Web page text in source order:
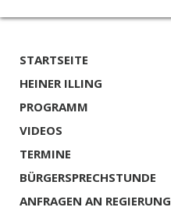
STARTSEITE
HEINER ILLING
PROGRAMM
VIDEOS
TERMINE
BÜRGERSPRECHSTUNDE
ANFRAGEN AN REGIERUNG